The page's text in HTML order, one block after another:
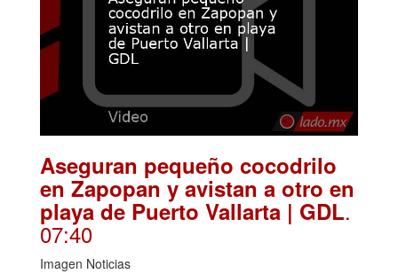
Aseguran pequeño cocodrilo
en Zapopan y avistan a otro en
playa de Puerto Vallarta | GDL.
07:40
Imagen Noticias